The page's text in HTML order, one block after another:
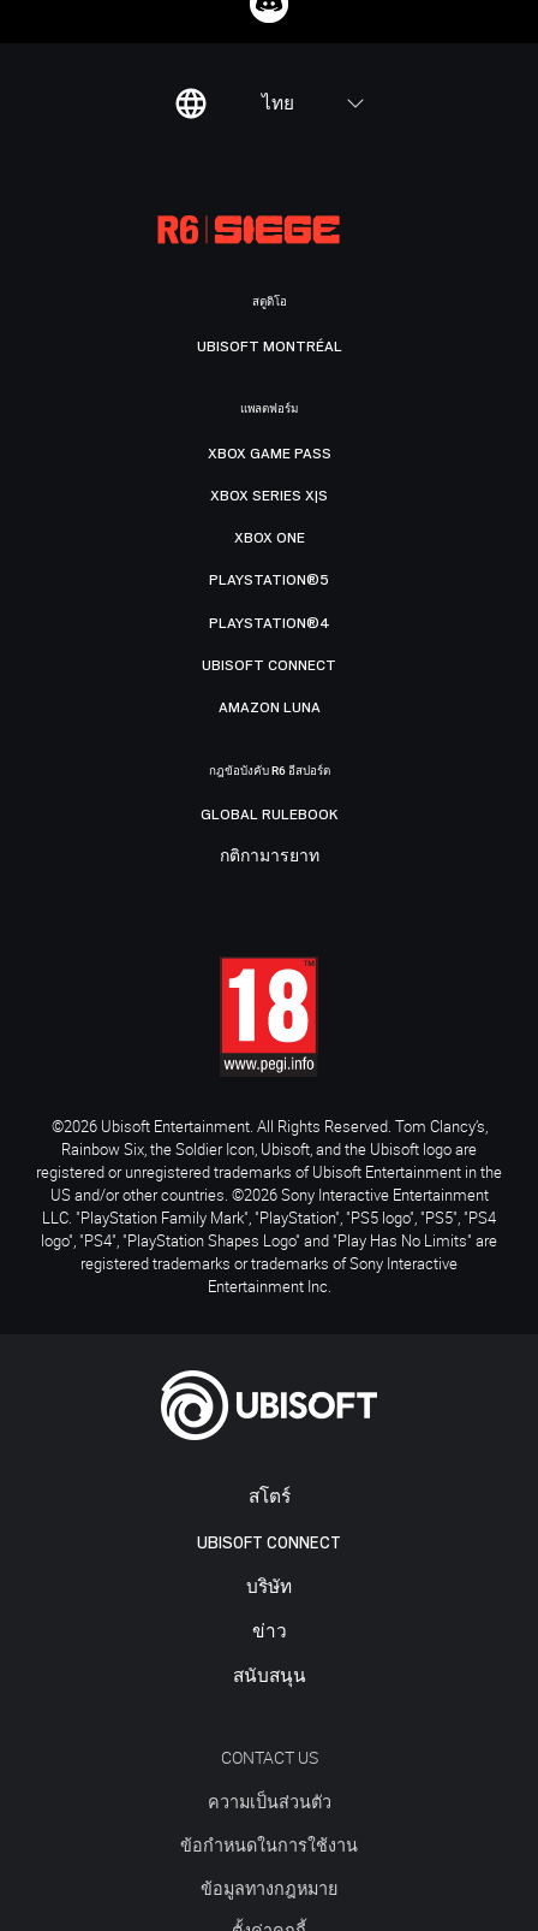
ไทย
สโตร์
UBISOFT CONNECT
บริษัท
ข่าว
สนับสนุน
CONTACT US
ความเป็นส่วนตัว
ข้อกำหนดในการใช้งาน
ข้อมูลทางกฎหมาย
สตูดิโอ
UBISOFT MONTRÉAL
แพลตฟอร์ม
XBOX GAME PASS
XBOX SERIES X|S
XBOX ONE
PLAYSTATION®5
PLAYSTATION®4
UBISOFT CONNECT
AMAZON LUNA
กฎข้อบังคับ R6 อีสปอร์ต
GLOBAL RULEBOOK
กติกามารยาท
©2026 Ubisoft Entertainment. All Rights Reserved. Tom Clancy’s,
Rainbow Six, the Soldier Icon, Ubisoft, and the Ubisoft logo are
registered or unregistered trademarks of Ubisoft Entertainment in the
US and/or other countries. ©2026 Sony Interactive Entertainment
LLC. "PlayStation Family Mark", "PlayStation", "PS5 logo", "PS5", "PS4
logo", "PS4", "PlayStation Shapes Logo" and "Play Has No Limits" are
registered trademarks or trademarks of Sony Interactive
Entertainment Inc.